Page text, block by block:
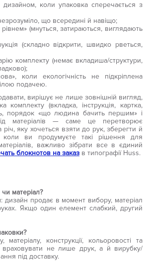
дизайном, коли упаковка сперечається з
що всередині й навіщо;
рівнем» (мнуться, затираються, виглядають
(складно відкрити, швидко рветься,
комплекту (немає вкладиша/структури,
коли екологічність не підкріплена
подачею.
вирішує не лише зовнішній вигляд,
комплекту (вкладка, інструкція, картка,
порядок «що людина бачить першим» і
матеріалів — саме це перетворює
яку хочеться взяти до рук, зберегти й
коли ви продумуєте такі рішення для
важливо зібрати все в єдиний
блокнотов на заказ в типографії Huss.
матеріал?
продає в момент вибору, матеріал
Якщо один елемент слабкий, другий
конструкції, кольоровості та
не лише друк, а й вирубку/
під доставку.